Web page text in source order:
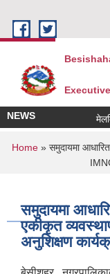
NEWS
You are
Home » समुदायमा
समुदायमा
एकीकृत
अनुशिक्षण